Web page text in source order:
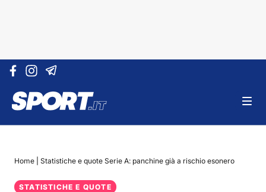
Vai al contenuto
Home Statistiche e quote Serie A: panchine già a rischio esonero
STATISTICHE E QUOTE